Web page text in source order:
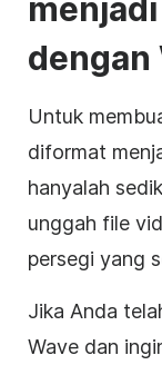
menjadi
dengan
Untuk
diformat
hanyalah
unggah file
persegi yang
Jika Anda
Wave dan